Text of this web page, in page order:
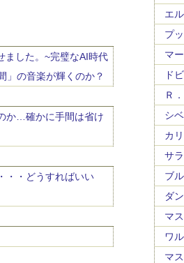
ました。~完璧なAI時代
」の音楽が輝くのか？
か…確かに手間は省け
・・どうすればいい
エ
プ
マ
ド
Ｒ
シ
カ
サ
ブ
ダ
マ
ワ
マ